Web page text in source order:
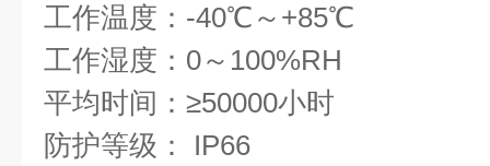
工作温度：-40℃～+85℃
工作湿度：0～100%RH
平均时间：≥50000小时
防护等级： IP66